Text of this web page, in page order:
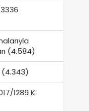
(4.584)
(4.343)
1289 K: